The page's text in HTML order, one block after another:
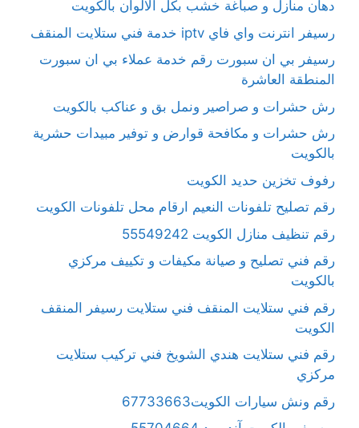
دهان منازل و صباغة خشب بكل الالوان بالكويت
رسيفر انترنت واي فاي iptv خدمة فني ستلايت المنقف
رسيفر بي ان سبورت رقم خدمة عملاء بي ان سبورت
المنطقة العاشرة
رش حشرات و صراصير ونمل بق و عناكب بالكويت
رش حشرات و مكافحة قوارض و توفير مبيدات حشرية
بالكويت
رفوف تخزين حديد الكويت
رقم تصليح تلفونات النعيم ارقام محل تلفونات الكويت
رقم تنظيف منازل الكويت 55549242
رقم فني تصليح و صيانة مكيفات و تكييف مركزي
بالكويت
رقم فني ستلايت المنقف فني ستلايت رسيفر المنقف
الكويت
رقم فني ستلايت هندي الشويخ فني تركيب ستلايت
مركزي
رقم ونش سيارات الكويت67733663